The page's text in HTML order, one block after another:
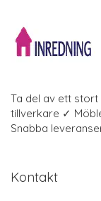
Ta del av ett stort
tillverkare ✓
Snabba
Kontakt